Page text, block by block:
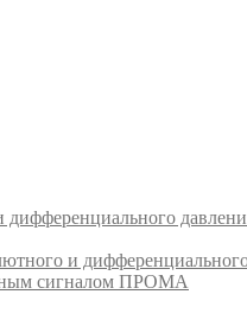
и
сигналом ПРОМА